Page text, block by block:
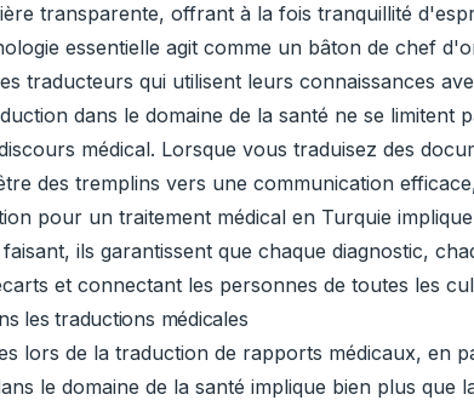
transparente, offrant à la fois tranquillité
essentielle agit comme un bâton de chef
traducteurs qui utilisent leurs connaissances
dans le domaine de la santé ne se limitent
médical. Lorsque vous traduisez des
des tremplins vers une communication
pour un traitement médical en Turquie
ils garantissent que chaque diagnostic,
et connectant les personnes de toutes les
les traductions médicales
lors de la traduction de rapports médicaux, en
le domaine de la santé implique bien plus que